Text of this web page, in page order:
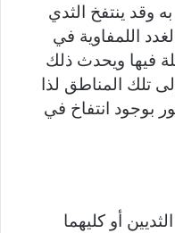
وقد ينتفخ الثدي
اللمفاوية في
فيها ويحدث ذلك
تلك المناطق لذا
بوجود انتفاخ في
أو كليهما